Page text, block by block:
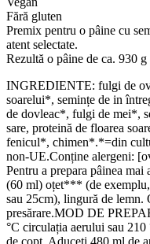
Fără gluten
Premix pentru o pâine cu
atent selectate.
Rezultă o pâine de ca. 930 g
INGREDIENTE: fulgi de
soarelui*, semințe de in
de dovleac*, fulgi de mei*,
sare, proteină de floarea
fenicul*, chimen*.*=din
non-UE.Conține alergeni:
Pentru a prepara pâinea
(60 ml) oțet*** (de
sau 25cm), lingură de lemn.
presărare.MOD DE
°C circulația aerului sau
de copt. Aduceți 480 ml de